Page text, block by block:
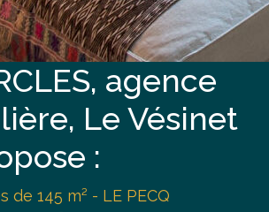
agence
Le Vésinet
:
de 145 m² - LE PECQ